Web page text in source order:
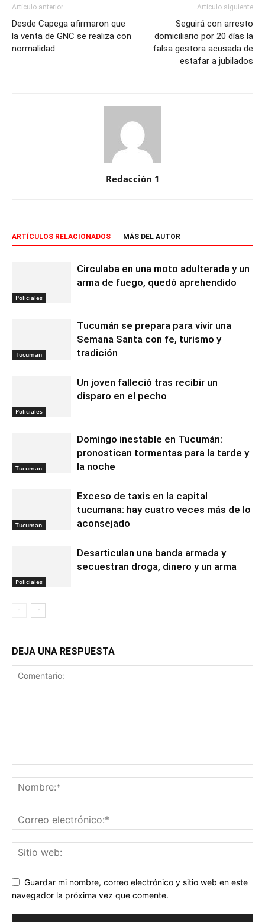
Artículo anterior
Desde Capega afirmaron que
la venta de GNC se realiza con
normalidad
Artículo siguiente
Seguirá con arresto
domiciliario por 20 días la
falsa gestora acusada de
estafar a jubilados
Redacción 1
ARTÍCULOS RELACIONADOS MÁS DEL AUTOR
Policiales
Circulaba en una moto adulterada y un
arma de fuego, quedó aprehendido
Tucuman
Tucumán se prepara para vivir una
Semana Santa con fe, turismo y
tradición
Policiales
Un joven falleció tras recibir un
disparo en el pecho
Tucuman
Domingo inestable en Tucumán:
pronostican tormentas para la tarde y
la noche
Tucuman
Exceso de taxis en la capital
tucumana: hay cuatro veces más de lo
aconsejado
Policiales
Desarticulan una banda armada y
secuestran droga, dinero y un arma
DEJA UNA RESPUESTA
Guardar mi nombre, correo electrónico y sitio web en este
navegador la próxima vez que comente.